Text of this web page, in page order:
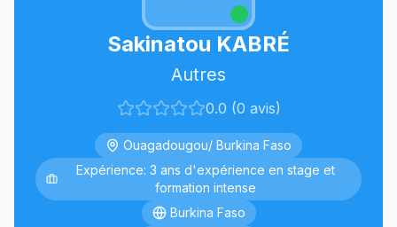
Sakinatou KABRÉ
Autres
0.0 (0 avis)
Ouagadougou/ Burkina Faso
Expérience: 3 ans d'expérience en stage et
formation intense
Burkina Faso